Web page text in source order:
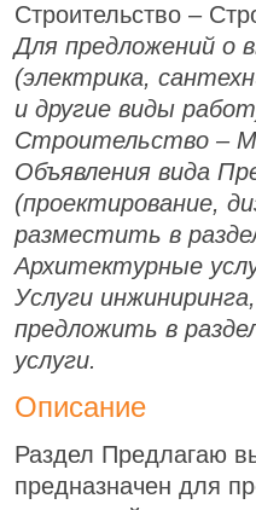
Строительство –
Для предложений о
(электрика,
и другие виды
Строительство –
Объявления вида
(проектирование,
разместить в
Архитектурные
Услуги
предложить в
услуги.
Описание
Раздел Предлагаю
предназначен для